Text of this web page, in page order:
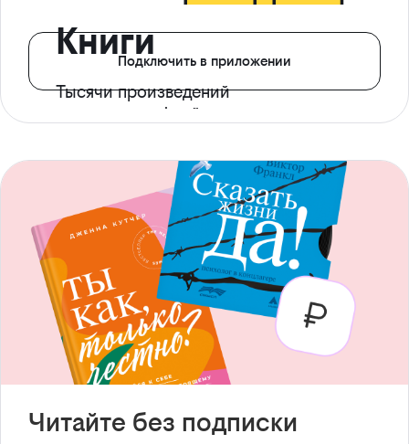
Книги
Тысячи произведений
с доступом офлайн
Подключить в приложении
Читайте без подписки